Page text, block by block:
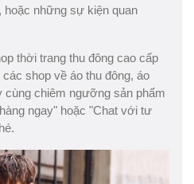
những sự kiện quan
thời trang thu đông cao cấp
shop về áo thu đông, áo
cùng chiêm ngưỡng sản phẩm
ngay" hoặc "Chat với tư